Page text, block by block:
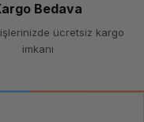
Bedava
ücretsiz kargo
imkanı